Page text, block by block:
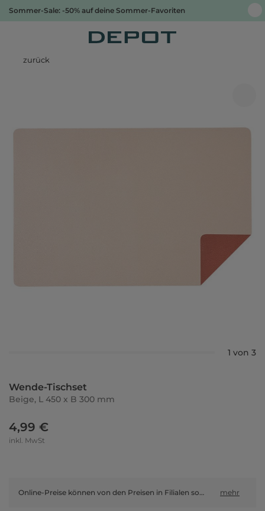
Sommer-Sale: -50% auf deine Sommer-Favoriten
zurück
1 von 3
Wende-Tischset
Beige, L 450 x B 300 mm
4,99 €
inkl. MwSt
Online-Preise können von den Preisen in Filialen sowie Shop-in-Shop-Flächen abweichen. mehr